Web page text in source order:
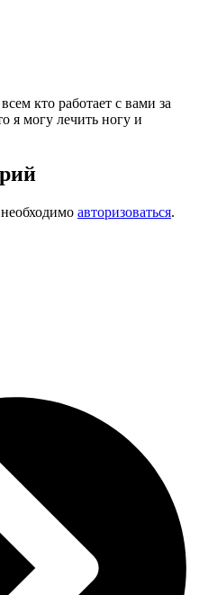
кто работает с вами за
я могу лечить ногу и
авторизоваться.